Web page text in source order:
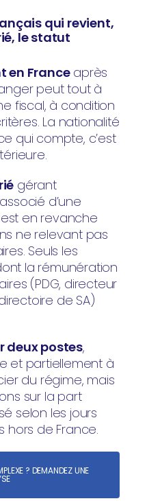
qui revient,
le statut
en Franceaprès
peut tout à
fiscal, à condition
La nationalité
qui compte, c’est
gérant
d’une
en revanche
ne relevant pas
Seuls les
la rémunération
(PDG, directeur
de SA)
deux postes,
et partiellement à
du régime, mais
sur la part
selon les jours
hors de France.
? DEMANDEZ UNE